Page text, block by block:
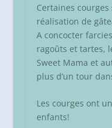
Certaines
réalisation de
A concocter
ragoûts et tartes,
Sweet Mama et
plus d’un tour
Les courges ont
enfants!